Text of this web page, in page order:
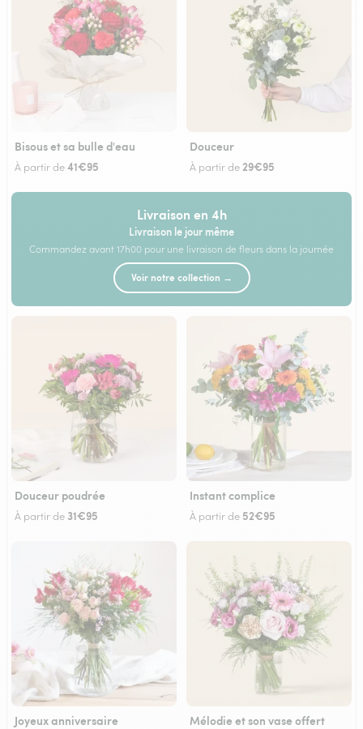
Bisous et sa bulle d'eau
À partir de41€95
Douceur
À partir de 29€95
Livraison en 4h
Livraison le jour même
Commandez avant 17h00 pour une livraison de fleurs dans la journée
Voir notre collection →
Douceur poudrée
À partir de 31€95
Instant complice
À partir de 52€95
Joyeux anniversaire Mélodie et son vase offert